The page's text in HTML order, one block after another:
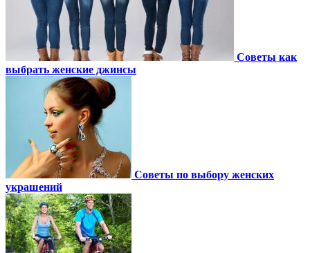
Советы как
выбрать женские джинсы
Советы по выбору женских
украшений